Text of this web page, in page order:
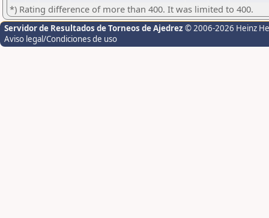
*) Rating difference of more than 400. It was limited to 400.
Servidor de Resultados de Torneos de Ajedrez © 2006-2026 Heinz
Aviso legal/Condiciones de uso